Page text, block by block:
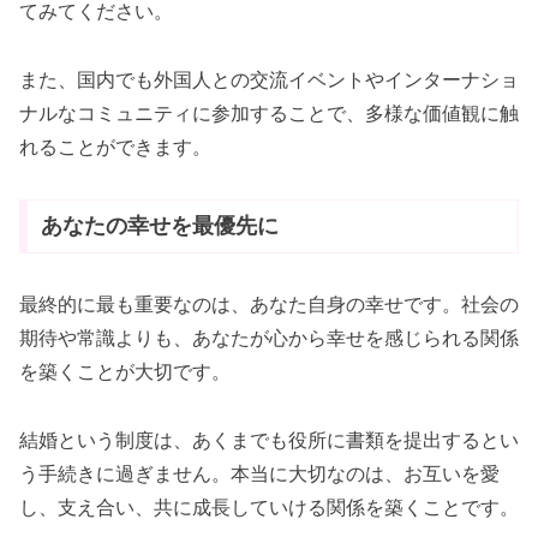
てみてください。
また、国内でも外国人との交流イベントやインターナショ
ナルなコミュニティに参加することで、多様な価値観に触
れることができます。
あなたの幸せを最優先に
最終的に最も重要なのは、あなた自身の幸せです。社会の
期待や常識よりも、あなたが心から幸せを感じられる関係
を築くことが大切です。
結婚という制度は、あくまでも役所に書類を提出するとい
う手続きに過ぎません。本当に大切なのは、お互いを愛
し、支え合い、共に成長していける関係を築くことです。